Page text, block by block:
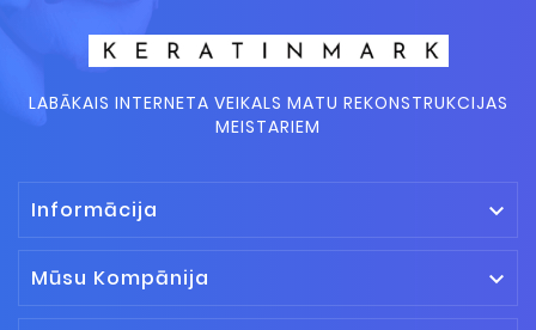
LABĀKAIS INTERNETA VEIKALS MATU REKONSTRUKCIJAS
MEISTARIEM
Informācija 
Mūsu Kompānija 